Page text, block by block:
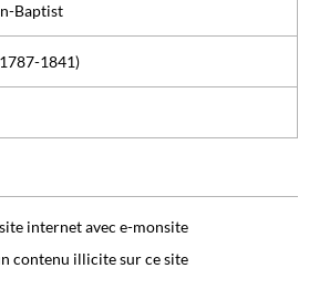
Baptist
1841)
internet avec e-monsite
contenu illicite sur ce site